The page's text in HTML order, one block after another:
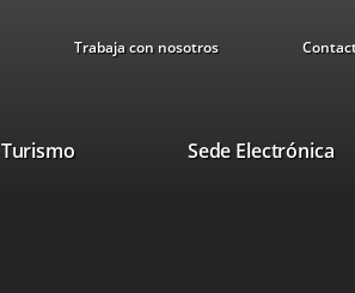
Trabaja con nosotros
TurismoEste
Sede Electrónica